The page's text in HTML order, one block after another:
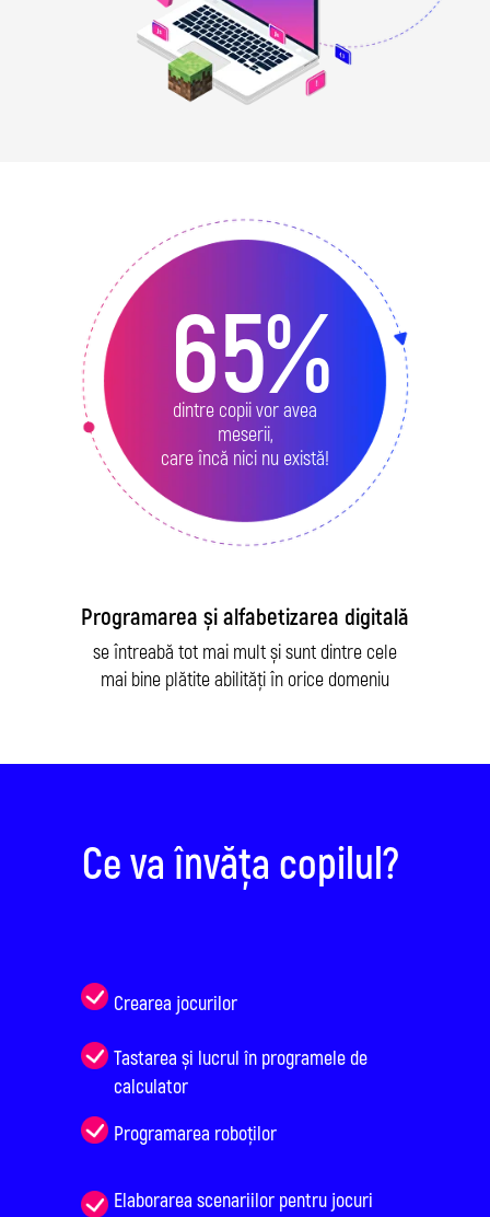
dintre copii vor avea
meserii,
care încă nici nu există!
65%
Programarea și alfabetizarea digitală
se întreabă tot mai mult și sunt dintre cele
mai bine plătite abilități în orice domeniu
Ce va învăța copilul?
Crearea jocurilor
Tastarea și lucrul în programele de
calculator
Programarea roboților
Elaborarea scenariilor pentru jocuri